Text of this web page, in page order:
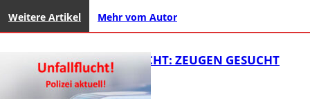
Weitere Artikel Mehr vom Autor
UNFALLFLUCHT: ZEUGEN GESUCHT